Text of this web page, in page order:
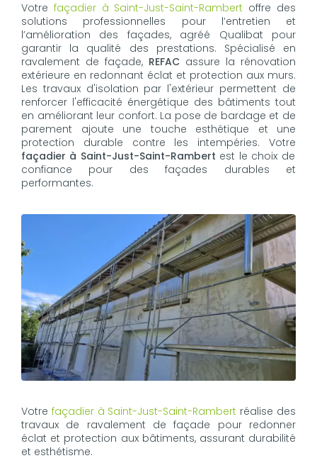
Votre façadier à Saint-Just-Saint-Rambert offre des
solutions professionnelles pour l’entretien et
l’amélioration des façades, agréé Qualibat pour
garantir la qualité des prestations. Spécialisé en
ravalement de façade, REFAC assure la rénovation
extérieure en redonnant éclat et protection aux murs.
Les travaux d'isolation par l'extérieur permettent de
renforcer l'efficacité énergétique des bâtiments tout
en améliorant leur confort. La pose de bardage et de
parement ajoute une touche esthétique et une
protection durable contre les intempéries. Votre
façadier à Saint-Just-Saint-Rambert est le choix de
confiance pour des façades durables et
performantes.
Votre façadier à Saint-Just-Saint-Rambert réalise des
travaux de ravalement de façade pour redonner
éclat et protection aux bâtiments, assurant durabilité
et esthétisme.